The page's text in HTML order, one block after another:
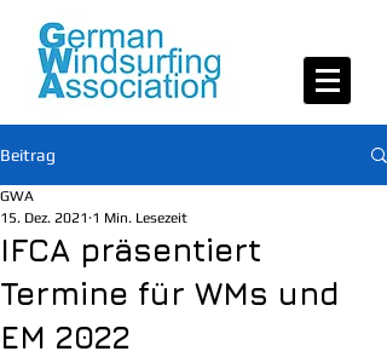
Beitrag
IFCA präsentiert
Termine für WMs und
EM 2022
GWA
15. Dez. 2021 1 Min. Lesezeit